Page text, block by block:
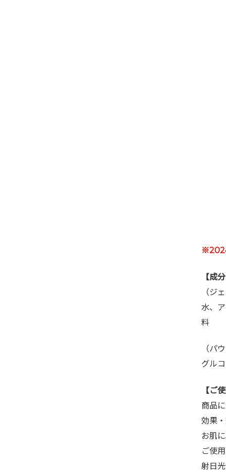
【成分
（ジ
水、
料
（パ
グル
【ご
商品
効果
お肌
ご使
射日